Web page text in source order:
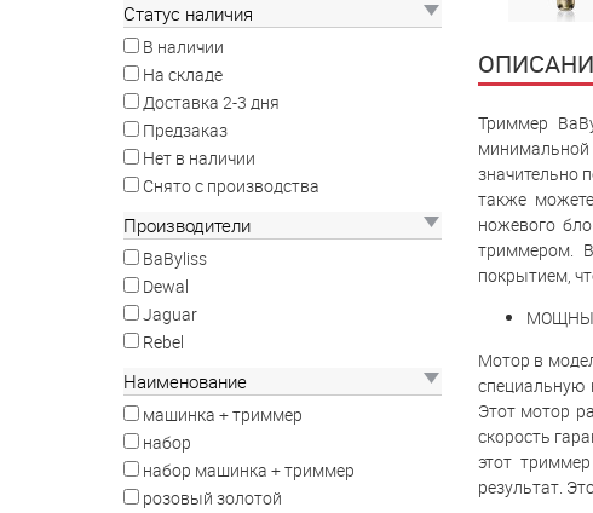
Статус наличия
В наличии
На складе
Доставка 2-3 дня
Предзаказ
Нет в наличии
Снято с производства
Производители
BaByliss
Dewal
Jaguar
Rebel
Наименование
машинка + триммер
набор
набор машинка + триммер
розовый золотой
Триммер
значительно
также
ножевого
триммером.
покрытием,
Мотор в
специальную
Этот мотор
скорость
этот
результат.